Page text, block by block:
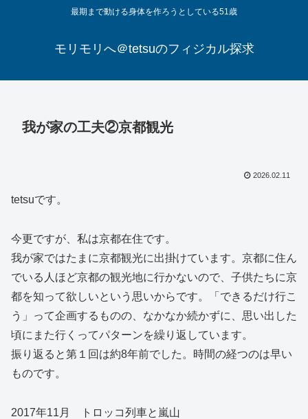
最期まで動ける身体を作ろうとしている51歳
モリモリへ＠tetsuのフィジカル探求
我が家の工夫②京都観光
2026.02.11
tetsuです。
今更ですが、私は京都在住です。
我が家ではたまに京都観光に出掛けています。京都に住ん
でいる人ほど京都の観光地に行かないので、子供たちに京
都を知って欲しいという思いからです。「できるだけ行こ
う」って企画するものの、なかなか続かずに、思い出した
頃にまた行くってパターンを繰り返しています。
振り返ると第１回は約8年前でした。時間の経つのは早い
ものです。
2017年11月 トロッコ列車と嵐山